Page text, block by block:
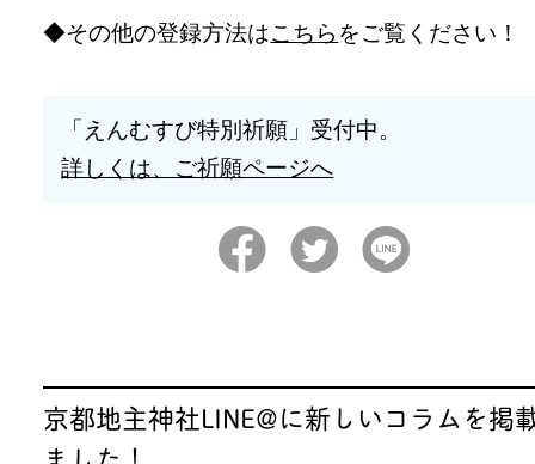
その他の登録方法はこちら をご覧ください！
「えんむすび特別祈願」受付中。
詳しくは、ご祈願ページへ
京都地主神社LINE@に新しいコラムを掲